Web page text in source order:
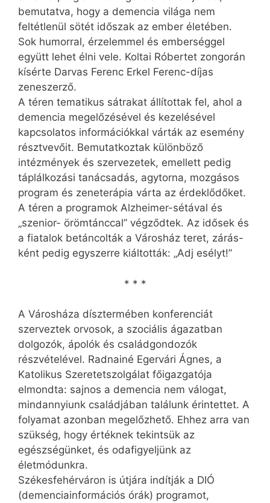
bemutatva, hogy a de­mencia világa nem
feltétlenül sötét időszak az ember életében.
Sok humorral, érzelemmel és emberséggel
együtt lehet élni vele. Koltai Róbertet zongorán
kísérte Darvas Ferenc Erkel Ferenc-díjas
zeneszerző.
A téren tematikus sátrakat állítottak fel, ahol a
demencia megelőzésével és kezelésével
kapcsolatos információkkal várták az esemény
résztvevőit. Bemutatkoztak különböző
intézmények és szervezetek, emellett pedig
táplálkozási tanácsadás, agytorna, mozgásos
program és zeneterápia várta az érdeklődőket.
A téren a programok Alzheimer-sétával és
„szenior- örömtánccal” végződtek. Az idősek és
a fiatalok betáncolták a Városház teret, zárás-
ként pedig egyszerre kiáltották: „Adj esélyt!”
* * *
A Városháza dísztermében konferenciát
szerveztek orvosok, a szociális ágazatban
dolgozók, ápolók és családgondozók
részvételével. Radnainé Egervári Ágnes, a
Katolikus Szeretetszolgálat főigazgatója
elmondta: sajnos a demencia nem válogat,
mindannyiunk családjában találunk érintettet. A
folyamat azonban megelőzhető. Ehhez arra van
szükség, hogy értéknek tekintsük az
egészségünket, és odafigyeljünk az
életmódunkra.
Székesfehérváron is útjára indítják a DIÓ
(demen­cia­in­formációs órák) programot,